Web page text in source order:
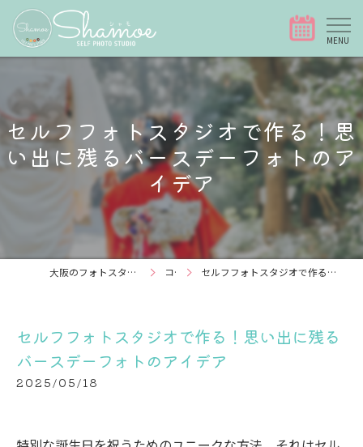
セルフフォトスタジオで作る！思
い出に残るバースデーフォトのア
イデア
大阪のフォトスタジオなら写真スタジオShamoe コラム セルフフォトスタジオで作る！思い出に残るバースデーフォトのアイデア
セルフフォトスタジオで作る！思い出に残る
バースデーフォトのアイデア
2025/05/18